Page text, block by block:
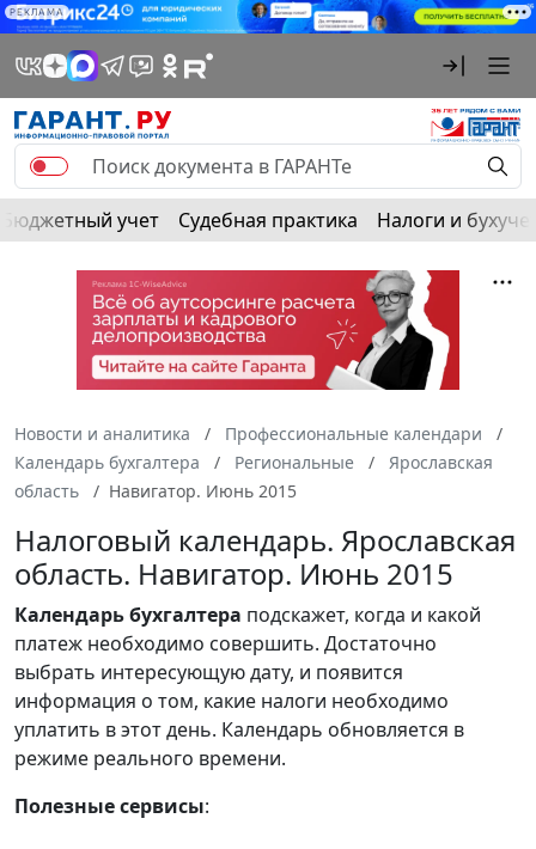
РЕКЛАМА
Бюджетный учет Судебная практика Налоги и
Новости и аналитика
Профессиональные календари
Календарь бухгалтера
Региональные
Ярославская
область
Навигатор. Июнь 2015
Налоговый календарь. Ярославская
область. Навигатор. Июнь 2015
Календарьбухгалтера подскажет, когда и какой
платеж необходимо совершить. Достаточно
выбрать интересующую дату, и появится
информация о том, какие налоги необходимо
уплатить в этот день. Календарь обновляется в
режиме реального времени.
Полезные сервисы: